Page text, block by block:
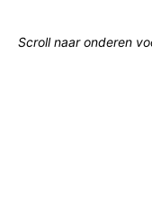
Scroll naar onderen